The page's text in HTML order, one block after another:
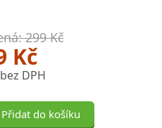
299 Kč
Kč
DPH
Přidat do košíku